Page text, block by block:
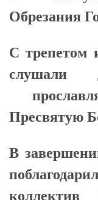
Обрезания
С трепетом
слушали
Пресвятую
В